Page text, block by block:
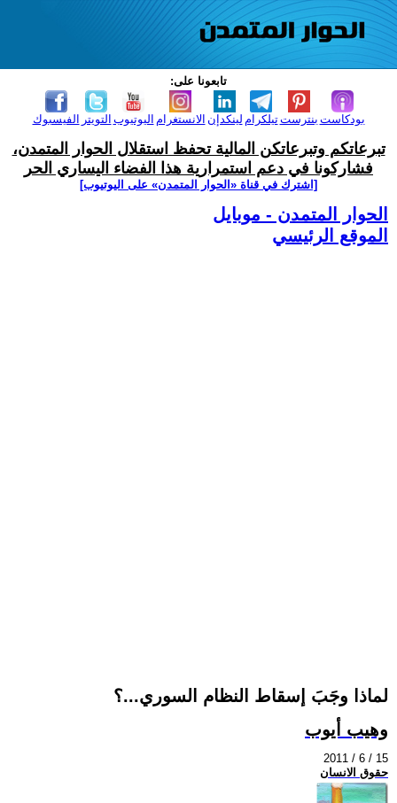
تابعونا على:
الفيسبوك التويتر اليوتيوب الانستغرام لينكدإن تيلكرامبنترست بودكاست
تبرعاتكم وتبرعاتكن المالية تحفظ استقلال الحوار المتمدن،
فشاركونا في دعم استمرارية هذا الفضاء اليساري الحر
[اشترك في قناة ‫«الحوار المتمدن» على اليوتيوب]
الحوار المتمدن - موبايل
الموقع الرئيسي
لماذا وجَبَ إسقاط النظام السوري...؟
وهيب أيوب
2011 / 6 / 15
حقوق الانسان